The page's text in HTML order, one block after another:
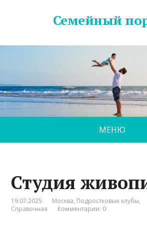
Семейный
МЕНЮ
Студия
19.07.2025 Москва, Подростковые клубы,
Справочная
Комментарии: 0